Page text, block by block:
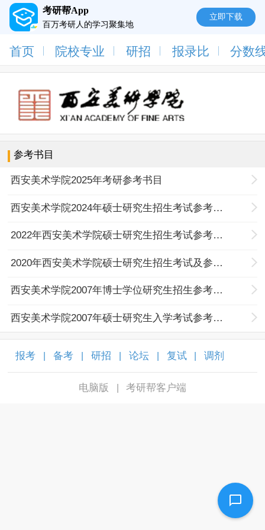
考研帮App
百万考研人的学习聚集地
立即下载
首页 院校专业 研招 报录比 分数
参考书目
西安美术学院2025年考研参考书目
西安美术学院2024年硕士研究生招生考试参考书目及考试说明
2022年西安美术学院硕士研究生招生考试参考书目及书法考试说明
2020年西安美术学院硕士研究生招生考试及参考书目的说明
西安美术学院2007年博士学位研究生招生参考书目
西安美术学院2007年硕士研究生入学考试参考书目
报考 备考 研招 论坛 复试 调剂
电脑版 考研帮客户端